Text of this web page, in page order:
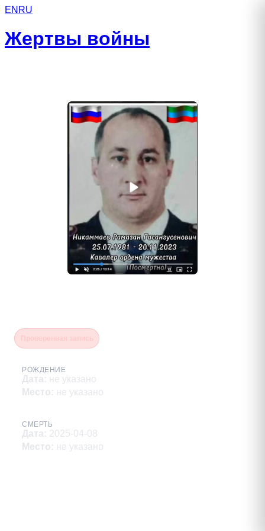
EN RU
Жертвы войны
РОЖДЕНИЕ
Дата: не указано
Место: не указано
СМЕРТЬ
Дата: 2025-04-08
Место: не указано